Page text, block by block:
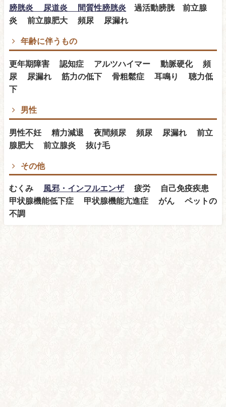
膀胱炎 尿道炎 間質性膀胱炎 過活動膀胱 前立腺
炎 前立腺肥大 頻尿 尿漏れ
年齢に伴うもの
更年期障害 認知症 アルツハイマー 動脈硬化 頻
尿 尿漏れ 筋力の低下 骨粗鬆症 耳鳴り 聴力低
下
男性
男性不妊 精力減退 夜間頻尿 頻尿 尿漏れ 前立
腺肥大 前立腺炎 抜け毛
その他
むくみ 風邪・インフルエンザ疲労 自己免疫疾患
甲状腺機能低下症 甲状腺機能亢進症 がん ペットの
不調